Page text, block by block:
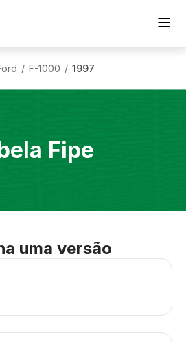
/ F-1000 / 1997
Fipe
uma versão